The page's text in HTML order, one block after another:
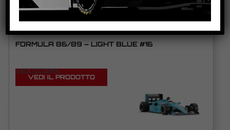
0214IL
FORMULA 86/89 – LIGHT BLUE #16
VEDI TUTORIAL
VEDI IL PRODOTTO